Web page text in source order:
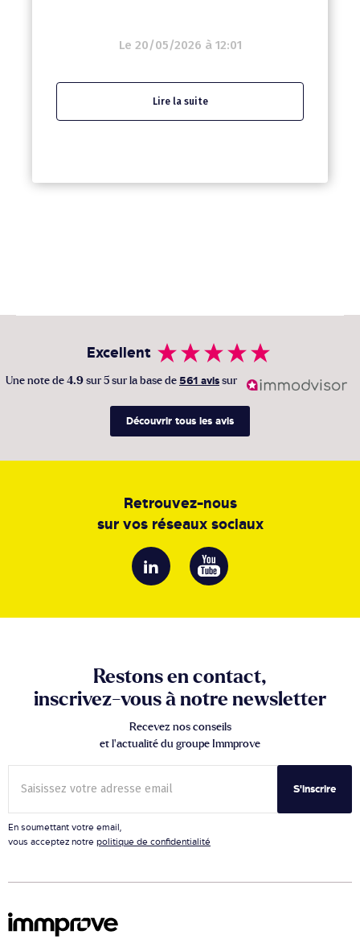
Le 20/05/2026 à 12:01
Lire la suite
Excellent
Une note de 4.9 sur 5 sur la base de 561 avis sur
Découvrir tous les avis
Retrouvez-nous
sur vos réseaux sociaux
Restons en contact,
inscrivez-vous à notre newsletter
Recevez nos conseils
et l’actualité du groupe Immprove
S'inscrire
En soumettant votre email,
vous acceptez notre politique de confidentialité